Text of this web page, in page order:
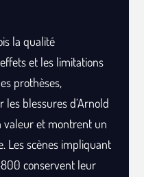
la qualité
et les limitations
prothèses,
blessures d’Arnold
valeur et montrent un
Les scènes impliquant
conservent leur